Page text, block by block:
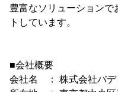
豊富なソリューションで
トしています。
■会社概要
会社名 ： 株式会社バデ